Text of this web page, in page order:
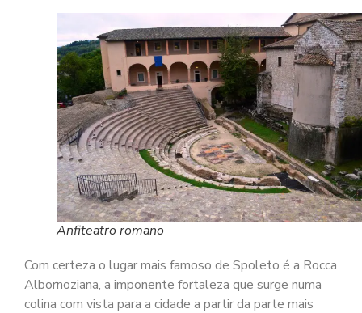
Anfiteatro romano
Com certeza o lugar mais famoso de Spoleto é a Rocca
Albornoziana, a imponente fortaleza que surge numa
colina com vista para a cidade a partir da parte mais